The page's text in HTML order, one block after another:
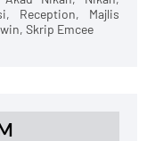
Reception, Majlis
Skrip Emcee